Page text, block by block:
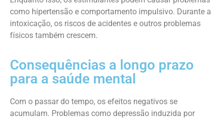
como hipertensão e comportamento impulsivo. Durante a
intoxicação, os riscos de acidentes e outros problemas
físicos também crescem.
Consequências a longo prazo
para a saúde mental
Com o passar do tempo, os efeitos negativos se
acumulam. Problemas como depressão induzida por